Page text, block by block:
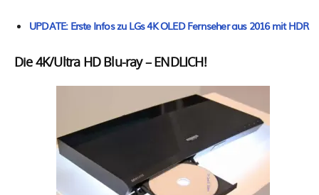
UPDATE: Erste Infos zu LGs 4K OLED Fernseher aus 2016 mit HDR
Die 4K/Ultra HD Blu-ray – ENDLICH!